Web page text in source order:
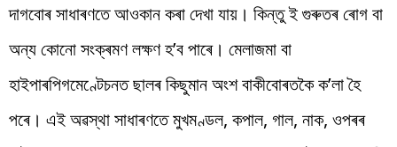
দাগবোৰ সাধাৰণতে আওকান কৰা দেখা যায়। কিন্তু ই গুৰুতৰ ৰোগ বা
অন্য কোনো সংক্ৰমণ লক্ষণ হ’ব পাৰে। মেলাজমা বা
হাইপাৰপিগমেণ্টেচনত ছালৰ কিছুমান অংশ বাকীবোৰতকৈ ক’লা হৈ
পৰে। এই অৱস্থা সাধাৰণতে মুখমণ্ডল, কপাল, গাল, নাক, ওপৰৰ